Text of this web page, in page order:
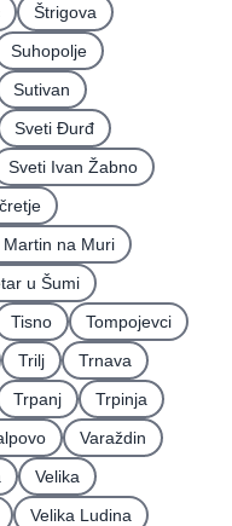
Štrigova
Suhopolje
Sutivan
Sveti Ðurđ
Sveti Ivan Žabno
Martin na Muri
u Šumi
Tisno
Tompojevci
Trilj
Trnava
Trpanj
Trpinja
Varaždin
Velika
Velika Ludina